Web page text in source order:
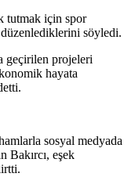
tutmak için spor
söyledi.
geçirilen projeleri
hayata
sosyal medyada
Bakırcı, eşek